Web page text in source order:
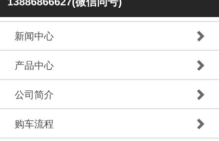
新闻中心
产品中心
公司简介
购车流程